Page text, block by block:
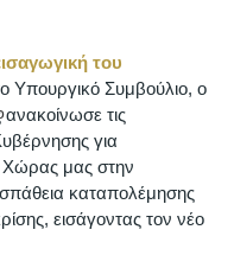
του
Υπουργικό Συμβούλιο, ο
τις
για
Χώρας μας στην
καταπολέμησης
εισάγοντας τον νέο